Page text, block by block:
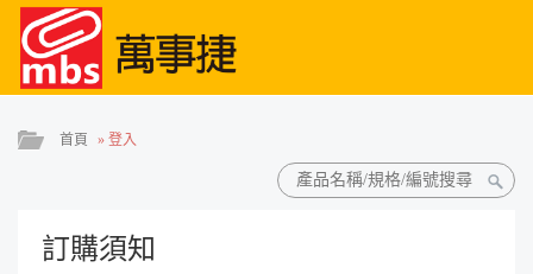
首頁 » 登入
訂購須知